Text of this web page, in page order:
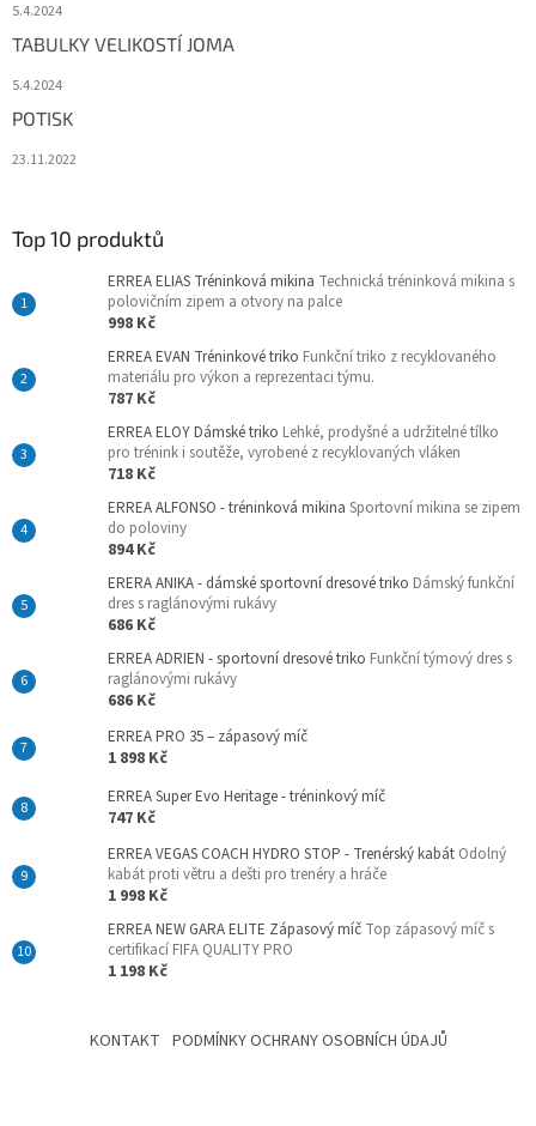
5.4.2024
TABULKY VELIKOSTÍ JOMA
5.4.2024
POTISK
23.11.2022
Top 10 produktů
ERREA ELIAS Tréninková mikina Technická tréninková mikina s
polovičním zipem a otvory na palce
998 Kč
ERREA EVAN Tréninkové triko Funkční triko z recyklovaného
materiálu pro výkon a reprezentaci týmu.
787 Kč
ERREA ELOY Dámské triko Lehké, prodyšné a udržitelné tílko
pro trénink i soutěže, vyrobené z recyklovaných vláken
718 Kč
ERREA ALFONSO - tréninková mikina Sportovní mikina se zipem
do poloviny
894 Kč
ERERA ANIKA - dámské sportovní dresové triko Dámský funkční
dres s raglánovými rukávy
686 Kč
ERREA ADRIEN - sportovní dresové triko Funkční týmový dres s
raglánovými rukávy
686 Kč
ERREA PRO 35 – zápasový míč
1 898 Kč
ERREA Super Evo Heritage - tréninkový míč
747 Kč
ERREA VEGAS COACH HYDRO STOP - Trenérský kabát Odolný
kabát proti větru a dešti pro trenéry a hráče
1 998 Kč
ERREA NEW GARA ELITE Zápasový míč Top zápasový míč s
certifikací FIFA QUALITY PRO
1 198 Kč
KONTAKT PODMÍNKY OCHRANY OSOBNÍCH ÚDAJŮ